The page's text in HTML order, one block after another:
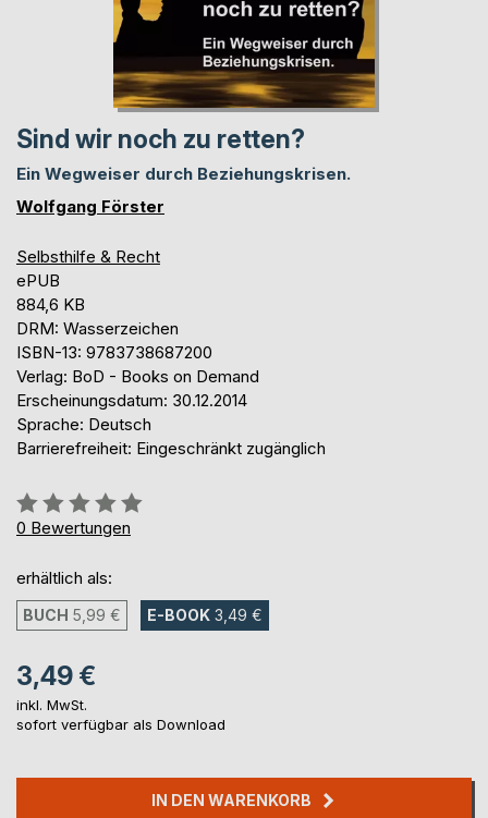
Sind wir noch zu retten?
Ein Wegweiser durch Beziehungskrisen.
Wolfgang Förster
Selbsthilfe & Recht
ePUB
884,6 KB
DRM: Wasserzeichen
ISBN-13: 9783738687200
Verlag: BoD - Books on Demand
Erscheinungsdatum: 30.12.2014
Sprache: Deutsch
Barrierefreiheit: Eingeschränkt zugänglich
Bewertung::
0%
0 Bewertungen
erhältlich als:
BUCH 5,99 € E-BOOK 3,49 €
3,49 €
inkl. MwSt.
sofort verfügbar als Download
IN DEN WARENKORB